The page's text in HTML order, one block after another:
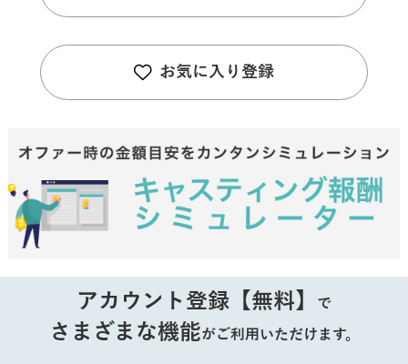
お気に入り登録
アカウント登録【無料】 で
さまざまな機能がご利用いただけます。